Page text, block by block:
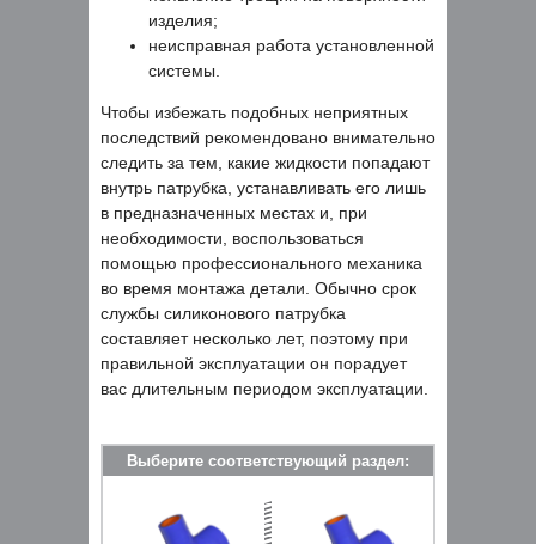
изделия;
неисправная работа установленной
системы.
Чтобы избежать подобных неприятных
последствий рекомендовано внимательно
следить за тем, какие жидкости попадают
внутрь патрубка, устанавливать его лишь
в предназначенных местах и, при
необходимости, воспользоваться
помощью профессионального механика
во время монтажа детали. Обычно срок
службы силиконового патрубка
составляет несколько лет, поэтому при
правильной эксплуатации он порадует
вас длительным периодом эксплуатации.
Выберите соответствующий раздел: